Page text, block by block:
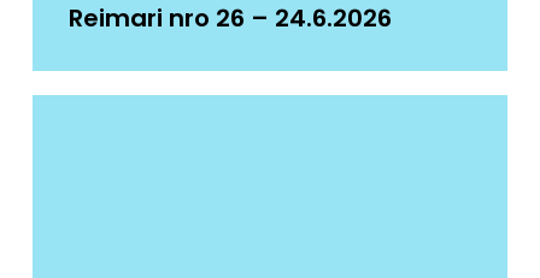
Reimari nro 26 – 24.6.2026